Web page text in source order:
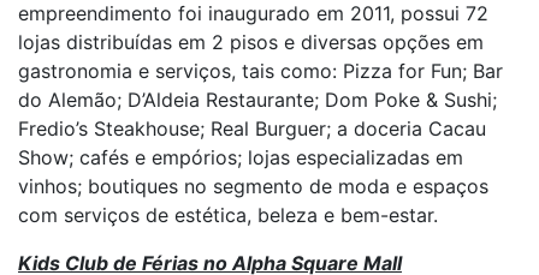
empreendimento foi inaugurado em 2011, possui 72
lojas distribuídas em 2 pisos e diversas opções em
gastronomia e serviços, tais como: Pizza for Fun; Bar
do Alemão; D’Aldeia Restaurante; Dom Poke & Sushi;
Fredio’s Steakhouse; Real Burguer; a doceria Cacau
Show; cafés e empórios; lojas especializadas em
vinhos; boutiques no segmento de moda e espaços
com serviços de estética, beleza e bem-estar.
Kids Club de Férias no Alpha Square Mall